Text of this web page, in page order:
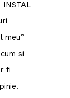
meu”
si
fi